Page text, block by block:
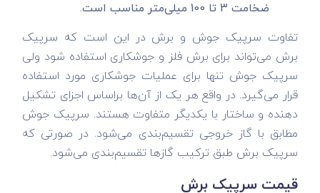
ضخامت 3 تا 100 میلی‌متر مناسب است.
تفاوت سرپیک جوش و برش در این است که سرپیک
برش می‌تواند برای برش فلز و جوشکاری استفاده شود ولی
سرپیک جوش تنها برای عملیات جوشکاری مورد استفاده
قرار می‌گیرد. در واقع هر یک از آن‌ها براساس اجزای تشکیل
دهنده و ساختار با یکدیگر متفاوت هستند. سرپیک جوش
مطابق با گاز خروجی تقسیم‌بندی می‌شود. در صورتی که
سرپیک برش طبق ترکیب گازها تقسیم‌بندی می‌شود.
قیمت سرپیک برش